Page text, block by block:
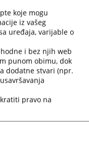
informacijsko-
vještaka iz oblasti
iz oblasti
koje mogu
iz vašeg
uređaja, varijable o
i bez njih web
punom obimu, dok
dodatne stvari (npr.
pravo na